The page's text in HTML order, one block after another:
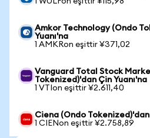
Amkor Technology (Ondo
Yuanı'na
1 AMKRon eşittir ¥371,02
Vanguard Total Stock
Tokenized)'dan Çin Yuanı'na
1 VTIon eşittir ¥2.611,40
Ciena (Ondo Tokenized)'dan
1 CIENon eşittir ¥2.758,89